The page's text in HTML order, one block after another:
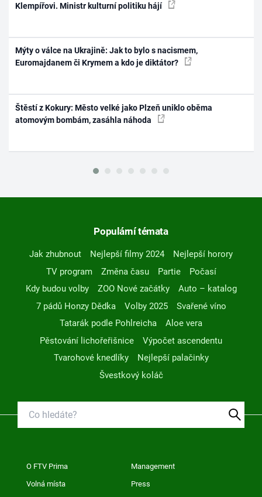
Klempířovi. Ministr kulturní politiku hájí
Mýty o válce na Ukrajině: Jak to bylo s nacismem,
Euromajdanem či Krymem a kdo je diktátor?
Štěstí z Kokury: Město velké jako Plzeň uniklo oběma
atomovým bombám, zasáhla náhoda
Populární témata
Jak zhubnout Nejlepší filmy 2024
Nejlepší horory
TV program
Změna času Partie
Počasí
Kdy budou volby
ZOO Nové začátky
Auto – katalog
7 pádů Honzy Dědka
Volby 2025
Svařené víno
Tatarák podle Pohlreicha
Aloe vera
Pěstování lichořeřišnice
Výpočet ascendentu
Tvarohové knedlíky
Nejlepší palačinky
Švestkový koláč
O FTV Prima Management
Volná místa Press